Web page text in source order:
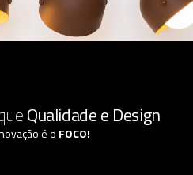
Qualidade e Design
é o FOCO!